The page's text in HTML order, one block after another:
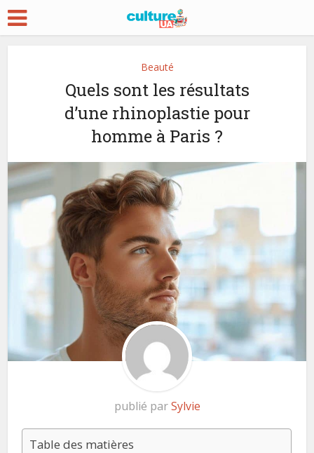
Beauté
Quels sont les résultats
d’une rhinoplastie pour
homme à Paris ?
publié parSylvie
Table des matières